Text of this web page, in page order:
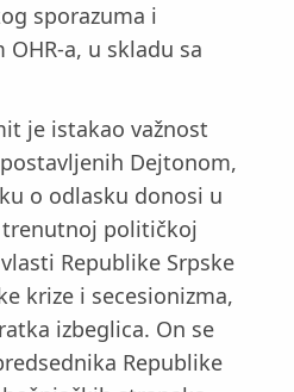
sporazuma i
a, u skladu sa
je istakao važnost
Dejtonom,
o odlasku donosi u
trenutnoj političkoj
Republike Srpske
krize i secesionizma,
izbeglica. On se
Republike